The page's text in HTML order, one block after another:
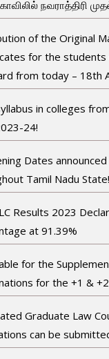
நவராத்திரி
of the Original
for the
from today – 18th
in colleges
24!
Dates
Tamil Nadu State!
Results 2023
at 91.39%
for the
for the +1 &
Graduate Law
can be